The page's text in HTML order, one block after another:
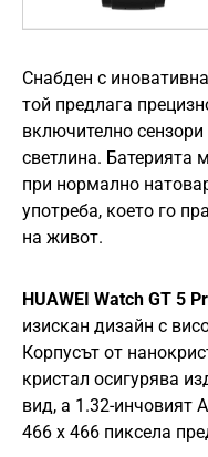
Снабден с
той предлага
включително
светлина. Батерията
при нормално
употреба, което го
на живот.
HUAWEI Watch GT 5
изискан дизайн с
Корпусът от
кристал осигурява
вид, а 1.32-инчовият
466 x 466 пиксела